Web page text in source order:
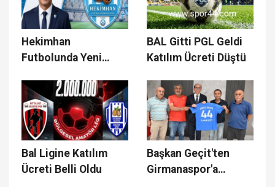
Hekimhan
Futbolunda Yeni
BAL Gitti PGL Geldi
Katılım Ücreti Düştü
Bal Ligine Katılım
Ücreti Belli Oldu
Başkan Geçit'ten
Girmanaspor'a